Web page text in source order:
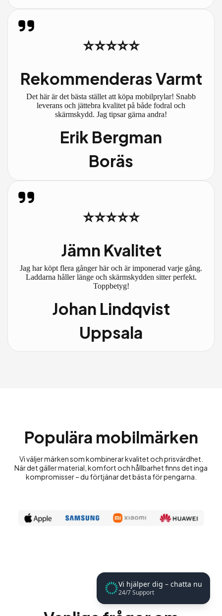
⭐⭐⭐⭐⭐
Rekommenderas Varmt
Det här är det bästa stället att köpa mobilprylar! Snabb
leverans och jättebra kvalitet på både fodral och
skärmskydd. Jag tipsar gärna andra!
Erik Bergman
Boräs
⭐⭐⭐⭐⭐
Jämn Kvalitet
Jag har köpt flera gånger här och är imponerad varje gång.
Laddarna håller länge och skärmskydden sitter perfekt.
Toppbetyg!
Johan Lindqvist
Uppsala
Populära mobilmärken
Vi väljer märken som kombinerar kvalitet och prisvärdhet.
När det gäller material, komfort och hållbarhet finns det inga
kompromisser – du förtjänar det bästa för pengarna.
Vi hjälper dig – chatta nu
24/7 Support